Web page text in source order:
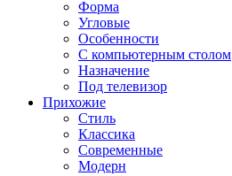
Форма
Угловые
Особенности
С компьютерным столом
Назначение
Под телевизор
Прихожие
Стиль
Классика
Современные
Модерн